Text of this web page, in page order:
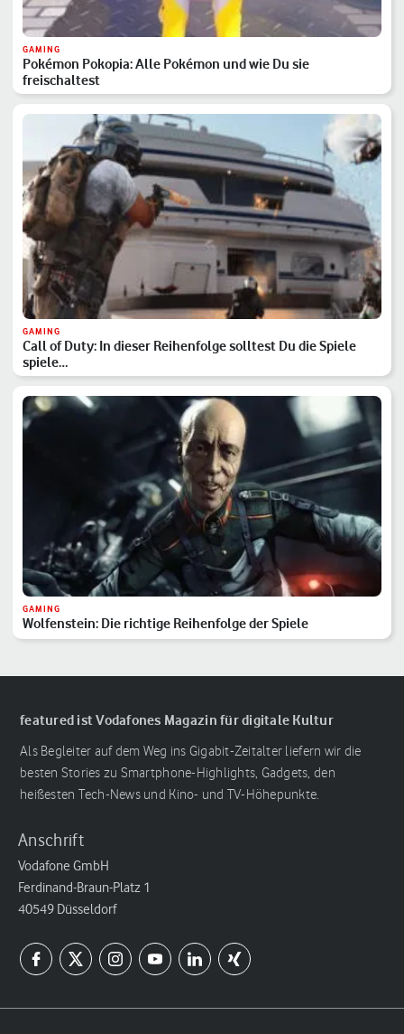
GAMING
Pokémon Pokopia: Alle Pokémon und wie Du sie
freischaltest
GAMING
Call of Duty: In dieser Reihenfolge solltest Du die Spiele
spiele…
GAMING
Wolfenstein: Die richtige Reihenfolge der Spiele
featured ist Vodafones Magazin für digitale Kultur
Als Begleiter auf dem Weg ins Gigabit-Zeitalter liefern wir die
besten Stories zu Smartphone-Highlights, Gadgets, den
heißesten Tech-News und Kino- und TV-Höhepunkte.
Anschrift
Vodafone GmbH
Ferdinand-Braun-Platz 1
40549 Düsseldorf